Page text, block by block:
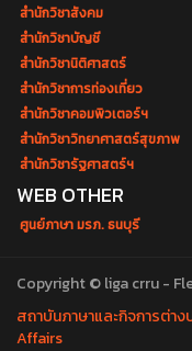
สำนักวิชาสังคม
สำนักวิชาบัญชี
สำนักวิชานิติศาสตร์
สำนักวิชาการท่องเที่ยว
สำนักวิชาคอมพิวเตอร์ฯ
สำนักวิชาวิทยาศาสตร์สุขภาพ
สำนักวิชารัฐศาสตร์ฯ
WEB OTHER
ศูนย์ภาษา มรภ. ธนบุรี
Copyright © liga crru -
สถาบันภาษาและกิจการต่า
Affairs